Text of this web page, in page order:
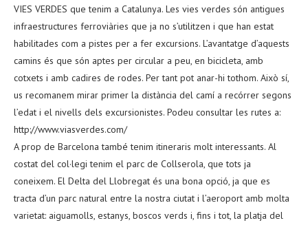
VIES VERDES que tenim a Catalunya. Les vies verdes són antigues
infraestructures ferroviàries que ja no s’utilitzen i que han estat
habilitades com a pistes per a fer excursions. L’avantatge d’aquests
camins és que són aptes per circular a peu, en bicicleta, amb
cotxets i amb cadires de rodes. Per tant pot anar-hi tothom. Això sí,
us recomanem mirar primer la distància del camí a recórrer segons
l’edat i el nivells dels excursionistes. Podeu consultar les rutes a:
http://www.viasverdes.com/
A prop de Barcelona també tenim itineraris molt interessants. Al
costat del col·legi tenim el parc de Collserola, que tots ja
coneixem. El Delta del Llobregat és una bona opció, ja que es
tracta d’un parc natural entre la nostra ciutat i l’aeroport amb molta
varietat: aiguamolls, estanys, boscos verds i, fins i tot, la platja del